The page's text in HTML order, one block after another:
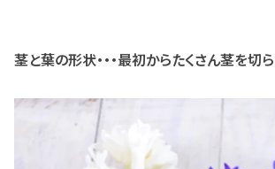
茎と葉の形状・・・最初からたくさん茎を切